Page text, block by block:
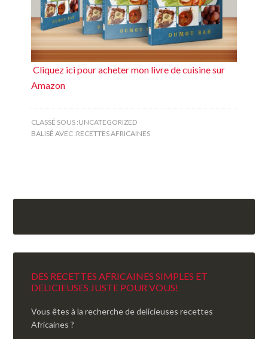
Cliquez ici pour acheter mon livre de cuisine sur
Amazon
CLASSÉ SOUS :UNCATEGORIZED
BALISÉ AVEC :RECETTES AFRICAINES
DES RECETTES AFRICAINES SIMPLES ET
DELICIEUSES JUSTE POUR VOUS!
Vous êtes à la recherche de delicieuses recettes
Africaines ?